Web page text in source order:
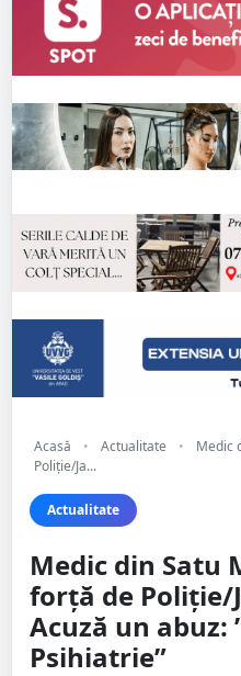
Acasă • Actualitate •
Medic
Poliție/Ja...
Actualitate
Medic din Satu
forță de Poliție/
Acuză un
Psihiatrie”